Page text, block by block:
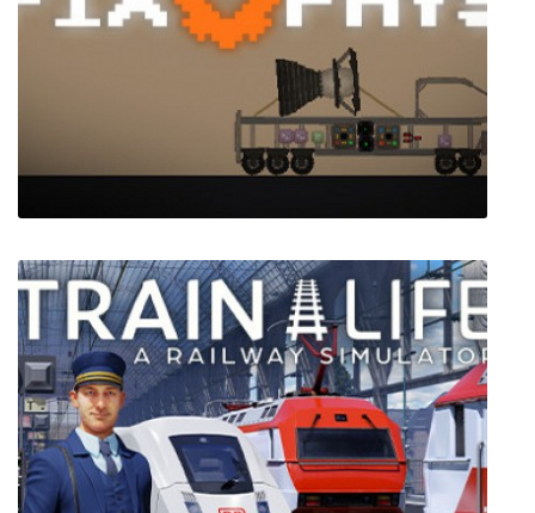
Fresh Body
PixPhys